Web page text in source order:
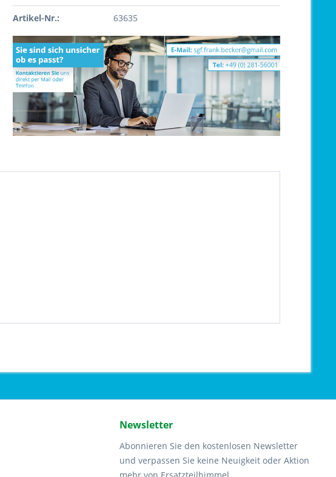
Artikel-Nr.: 63635
Newsletter
Abonnieren Sie den kostenlosen Newsletter
und verpassen Sie keine Neuigkeit oder Aktion